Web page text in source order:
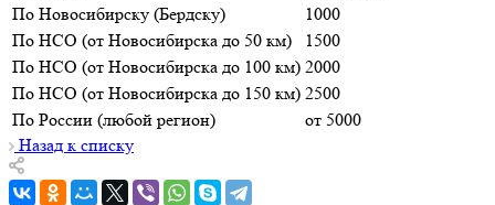
По Новосибирску (Бердску)
1000
По НСО (от Новосибирска до 50 км)
1500
По НСО (от Новосибирска до 100 км) 2000
По НСО (от Новосибирска до 150 км) 2500
По России (любой регион)
от 5000
Назад к списку